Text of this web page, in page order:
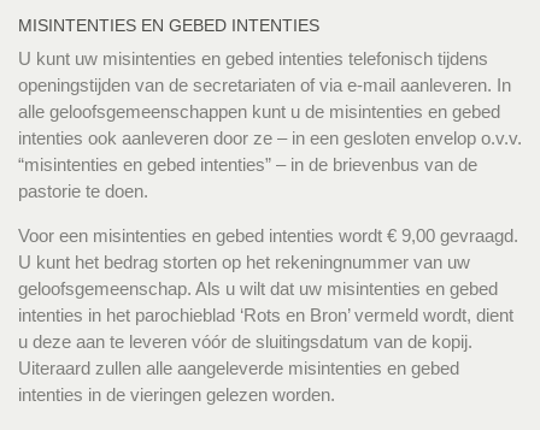
MISINTENTIES EN GEBED INTENTIES
U kunt uw misintenties en gebed intenties telefonisch tijdens
openingstijden van de secretariaten of via e-mail aanleveren. In
alle geloofsgemeenschappen kunt u de misintenties en gebed
intenties ook aanleveren door ze – in een gesloten envelop o.v.v.
“misintenties en gebed intenties” – in de brievenbus van de
pastorie te doen.
Voor een misintenties en gebed intenties wordt € 9,00 gevraagd.
U kunt het bedrag storten op het rekeningnummer van uw
geloofsgemeenschap. Als u wilt dat uw misintenties en gebed
intenties in het parochieblad ‘Rots en Bron’ vermeld wordt, dient
u deze aan te leveren vóór de sluitingsdatum van de kopij.
Uiteraard zullen alle aangeleverde misintenties en gebed
intenties in de vieringen gelezen worden.